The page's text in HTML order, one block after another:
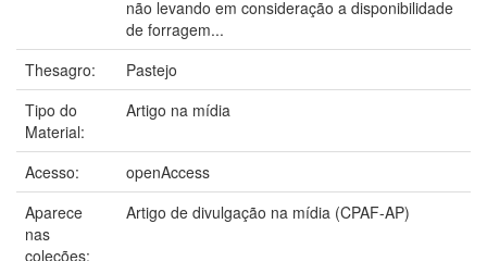
não levando em consideração a disponibilidade
de forragem...
Thesagro:
Pastejo
Tipo do
Material:
Artigo na mídia
Acesso:
openAccess
Aparece
nas
coleções:
Artigo de divulgação na mídia (CPAF-AP)